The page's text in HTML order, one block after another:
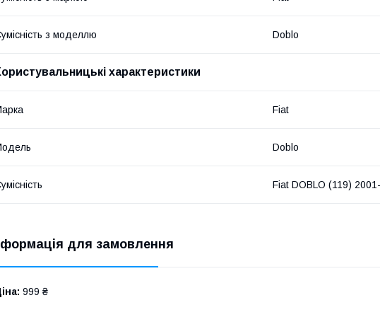
з моделлю Doblo
характеристики
Fiat
Doblo
Fiat DOBLO (119)
для замовлення
999 ₴